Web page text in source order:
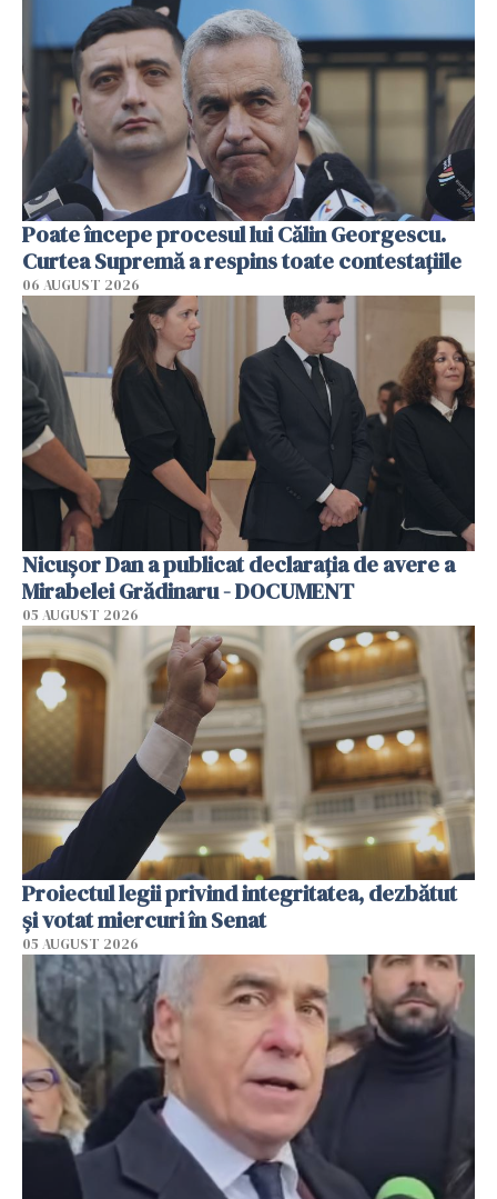
Poate începe procesul lui Călin Georgescu.
Curtea Supremă a respins toate contestațiile
06 AUGUST 2026
Nicușor Dan a publicat declarația de avere a
Mirabelei Grădinaru - DOCUMENT
05 AUGUST 2026
Proiectul legii privind integritatea, dezbătut
şi votat miercuri în Senat
05 AUGUST 2026